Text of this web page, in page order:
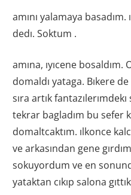
amını yalamaya basadım.
dedı. Soktum .
amına, ıyıcene bosaldım.
domaldı yataga. Bıkere
sıra artık fantazılerımdekı
tekrar bagladım bu sefer
domaltcaktım. ılkonce
ve arkasından gene
sokuyordum ve en
yataktan cıkıp salona